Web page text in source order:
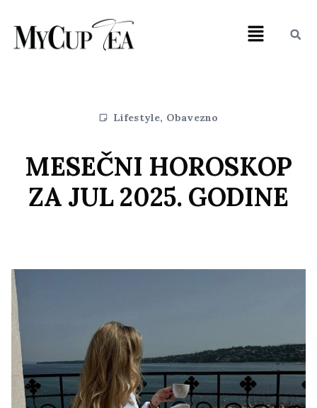
Lifestyle, Obavezno
MESEČNI HOROSKOP
ZA JUL 2025. GODINE